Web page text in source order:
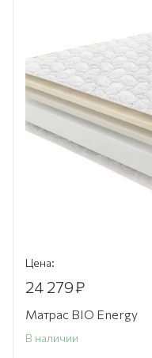
Цена:
24 279₽
Матрас BIO Energy
В наличии